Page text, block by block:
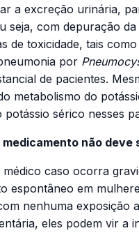
a excreção urinária,
seja, com depuração
de toxicidade, tais
por
de pacientes.
metabolismo do
sérico nesses
não
caso ocorra
espontâneo em
nenhuma exposição
eles podem vir a